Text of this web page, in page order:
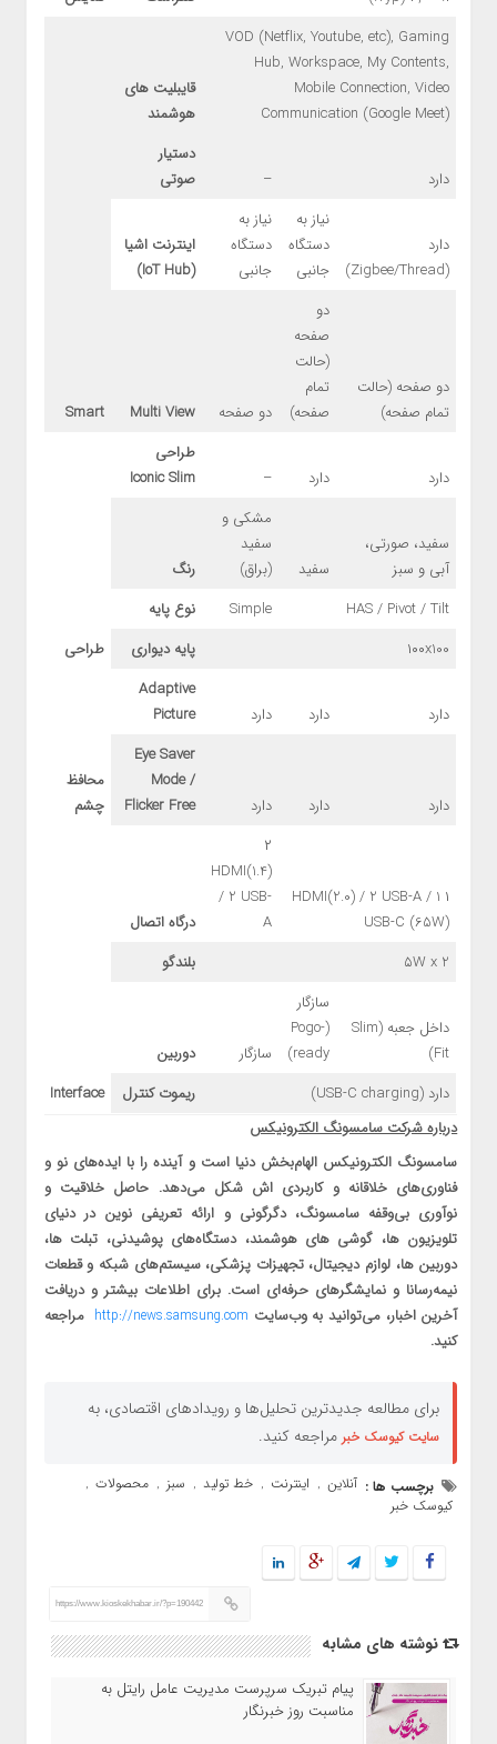
VOD (Netflix, Youtube, etc), Gaming
Hub, Workspace, My Contents,
Mobile Connection, Video
Communication (Google Meet)
قایبلیت های
هوشمند
Smart
دارد –
دستیار
صوتی
دارد
(Zigbee/Thread)
نیاز به
دستگاه
جانبی
نیاز به
دستگاه
جانبی
اینترنت اشیا
(
IoT Hub
)
دو صفحه (حالت
تمام صفحه)
دو
صفحه
(حالت
تمام
صفحه)
دو صفحه Multi View
دارد دارد –
طراحی
Iconic Slim
طراحی
سفید، صورتی،
آبی و سبز
سفید
مشکی و
سفید
(براق)
رنگ
HAS / Pivot / Tilt
Simple
نوع پایه
۱۰۰x100
پایه دیواری
دارد دارد دارد
Adaptive
Picture
محافظ
چشم
دارد دارد دارد
Eye Saver
Mode /
Flicker Free
۱ HDMI(2.0) / 2 USB-A / 1
USB-C (65W)
۲
HDMI(1.4)
/ 2 USB-
A
درگاه اتصال
Interface
۵W x 2 بلندگو
داخل جعبه (Slim
Fit)
سازگار
(Pogo-
ready)
سازگار
دوربین
دارد (USB-C charging)
ریموت کنترل
درباره شرکت سامسونگ الکترونیکس
سامسونگ الکترونیکس الهام‌بخش دنیا است و آینده را با ایده‌های نو و
فناوری‌های خلاقانه و کاربردی اش شکل می‌دهد. حاصل خلاقیت و
نوآوری بی‌وقفه سامسونگ، دگرگونی و ارائه تعریفی نوین در دنیای
تلویزیون ها، گوشی های هوشمند، دستگاه‌های پوشیدنی، تبلت ها،
دوربین‌ ها، لوازم دیجیتال، تجهیزات پزشکی، سیستم‌های شبکه و قطعات
نیمه‌رسانا و نمایشگرهای حرفه‌ای است. برای اطلاعات بیشتر و دریافت
آخرین اخبار، می‌توانید به وب‌سایت http://news.samsung.com مراجعه
کنید.
برای مطالعه جدیدترین تحلیل‌ها و رویدادهای اقتصادی، به
سایت کیوسک خبر مراجعه کنید.
برچسب ها : آنلاین , اینترنت , خط تولید , سبز , محصولات ,
کیوسک خبر
https://www.kioskekhabar.ir/?p=190442
نوشته های مشابه
پیام تبریک سرپرست مدیریت عامل رایتل به
مناسبت روز خبرنگار